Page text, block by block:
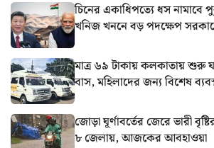
চিনের একাধিপত্যে ধস নামাবে
খনিজ খননে বড় পদক্ষেপ
মাত্র ৬৯ টাকায় কলকাতায় শুরু
বাস, মহিলাদের জন্য বিশেষ
জোড়া ঘূর্ণাবর্তের জেরে ভারী
৮ জেলায়, আজকের আবহাওয়া